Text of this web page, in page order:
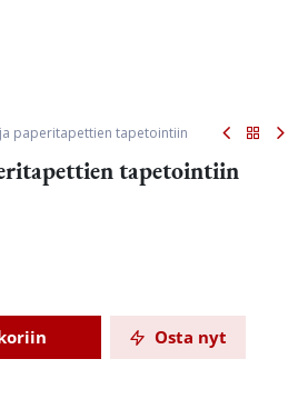
paperitapettien tapetointiin
tapetointiin
Osta nyt